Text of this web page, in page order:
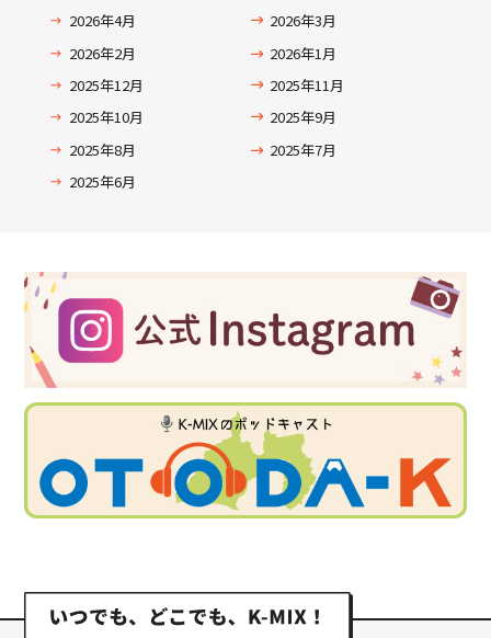
2026年4月
2026年3月
2026年2月
2026年1月
2025年12月
2025年11月
2025年10月
2025年9月
2025年8月
2025年7月
2025年6月